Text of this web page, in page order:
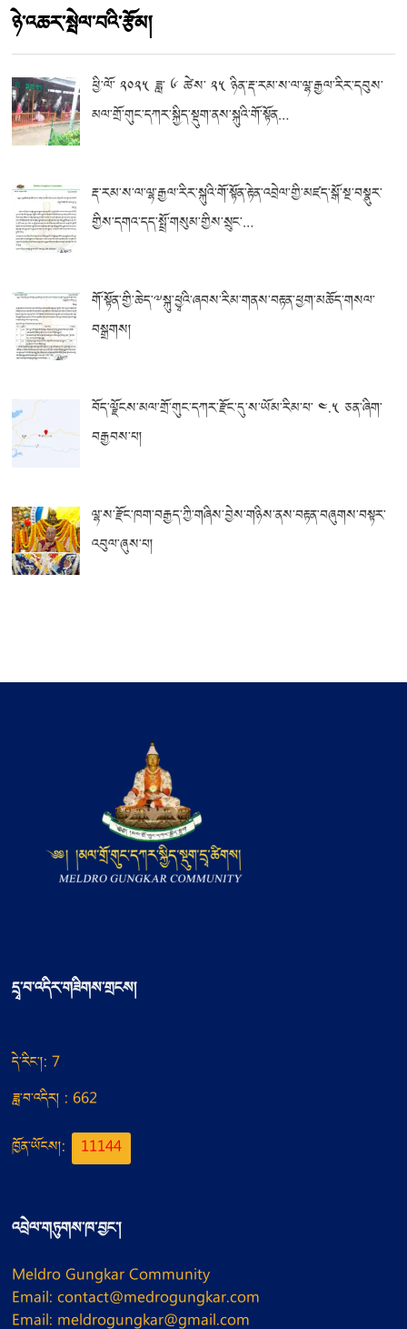
ཉེ་འཆར་སྤེལ་བའི་རྩོམ།
ཕྱི་ལོ་ ༢༠༢༥ ཟླ་ ༦ ཚེས་ ༢༥ ཉིན་རྡ་རམ་ས་ལ་ལྷ་རྒྱལ་རིར་དབུས་
མལ་གྲོ་གུང་དཀར་སྐྱིད་སྡུག་ནས་སྐུའི་གོ་སྟོན…
རྡ་རམ་ས་ལ་ལྷ་རྒྱལ་རིར་སྐུའི་གོ་སྟོན་རྟེན་འབྲེལ་གྱི་མཛད་སྒོ་སྔ་བསྣུར་
གྱིས་དགའ་དད་སྤྲོ་གསུམ་གྱིས་སྲུང་…
གོ་སྟོན་གྱི་ཆེད་༸སྐུ་ཕྱྭའི་ཞབས་རིམ་གནས་བརྟན་ཕྱག་མཆོད་གསལ་
བསྒྲགས།
བོད་ལྗོངས་མལ་གྲོ་གུང་དཀར་རྫོང་དུ་ས་ཡོམ་རིམ་པ་ ༤.༥ ཅན་ཞིག་
བརྒྱབས་པ།
ལྷ་ས་རྫོང་ཁག་བརྒྱད་ཀྱི་གཞིས་བྱེས་གཉིས་ནས་བརྟན་བཞུགས་བསྟར་
འབུལ་ཞུས་པ།
དྲྭ་བ་འདིར་གཟིགས་གྲངས།
དེ་རིང་།: 7
ཟླ་བ་འདིར། : 662
ཁྱོན་ཡོངས།:
11144
འབྲེལ་གཏུགས་ཁ་བྱང་།
Meldro Gungkar Community
Email: contact@medrogungkar.com
Email: meldrogungkar@gmail.com